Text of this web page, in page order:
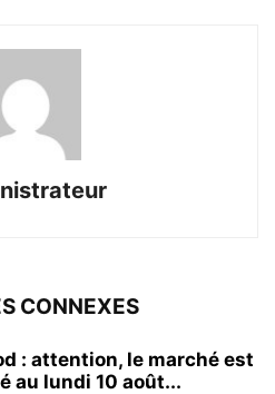
CONNEXES
: attention, le marché est
au lundi 10 août...